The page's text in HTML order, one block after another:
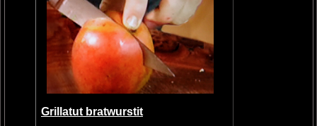
Grillatut bratwurstit